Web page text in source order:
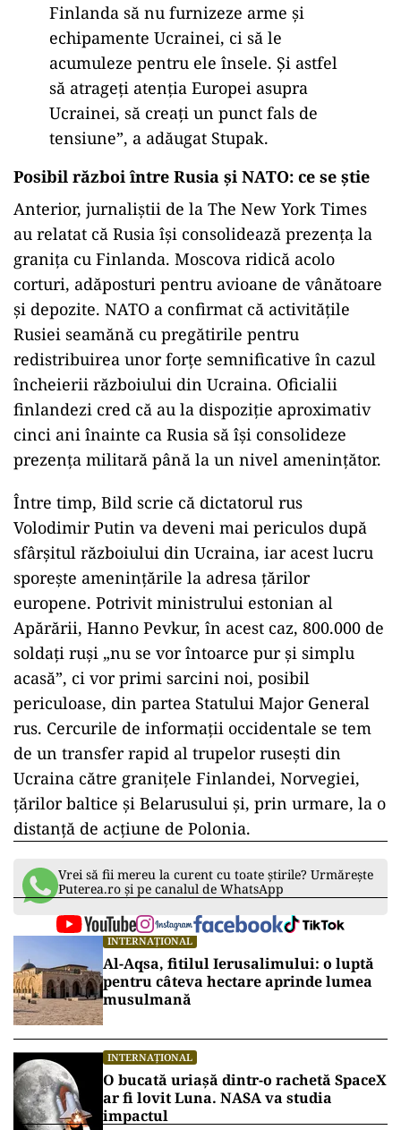
Finlanda să nu furnizeze arme și
echipamente Ucrainei, ci să le
acumuleze pentru ele însele. Și astfel
să atrageți atenția Europei asupra
Ucrainei, să creați un punct fals de
tensiune”, a adăugat Stupak.
Posibil război între Rusia și NATO: ce se știe
Anterior, jurnaliștii de la The New York Times
au relatat că Rusia își consolidează prezența la
granița cu Finlanda. Moscova ridică acolo
corturi, adăposturi pentru avioane de vânătoare
și depozite. NATO a confirmat că activitățile
Rusiei seamănă cu pregătirile pentru
redistribuirea unor forțe semnificative în cazul
încheierii războiului din Ucraina. Oficialii
finlandezi cred că au la dispoziție aproximativ
cinci ani înainte ca Rusia să își consolideze
prezența militară până la un nivel amenințător.
Între timp, Bild scrie că dictatorul rus
Volodimir Putin va deveni mai periculos după
sfârșitul războiului din Ucraina, iar acest lucru
sporește amenințările la adresa țărilor
europene. Potrivit ministrului estonian al
Apărării, Hanno Pevkur, în acest caz, 800.000 de
soldați ruși „nu se vor întoarce pur și simplu
acasă”, ci vor primi sarcini noi, posibil
periculoase, din partea Statului Major General
rus. Cercurile de informații occidentale se tem
de un transfer rapid al trupelor rusești din
Ucraina către granițele Finlandei, Norvegiei,
țărilor baltice și Belarusului și, prin urmare, la o
distanță de acțiune de Polonia.
Vrei să fii mereu la curent cu toate știrile? Urmărește
Puterea.ro și pe canalul de WhatsApp
INTERNAȚIONAL
Al-Aqsa, fitilul Ierusalimului: o luptă
pentru câteva hectare aprinde lumea
musulmană
INTERNAȚIONAL
O bucată uriașă dintr-o rachetă SpaceX
ar fi lovit Luna. NASA va studia
impactul